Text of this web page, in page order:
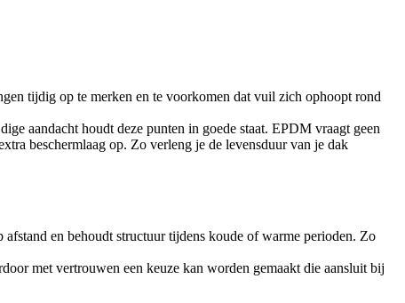
tijdig op te merken en te voorkomen dat vuil zich ophoopt rond
aandacht houdt deze punten in goede staat. EPDM vraagt geen
beschermlaag op. Zo verleng je de levensduur van je dak
en behoudt structuur tijdens koude of warme perioden. Zo
met vertrouwen een keuze kan worden gemaakt die aansluit bij